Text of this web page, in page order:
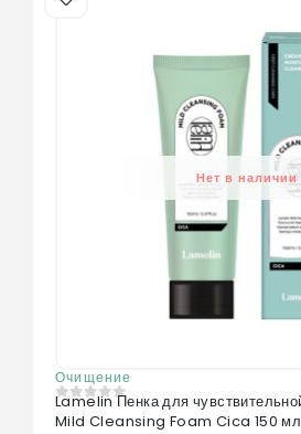
Нет в наличии
Очищение
0из 5
Lamelin Пенка для чувствительной кожи с центеллой
Mild Cleansing Foam Cica 150 мл